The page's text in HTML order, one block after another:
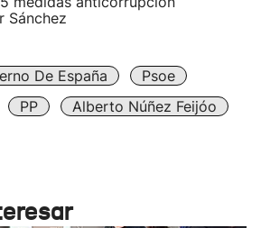
Sánchez
De España
Psoe
PP
Alberto Núñez Feijóo